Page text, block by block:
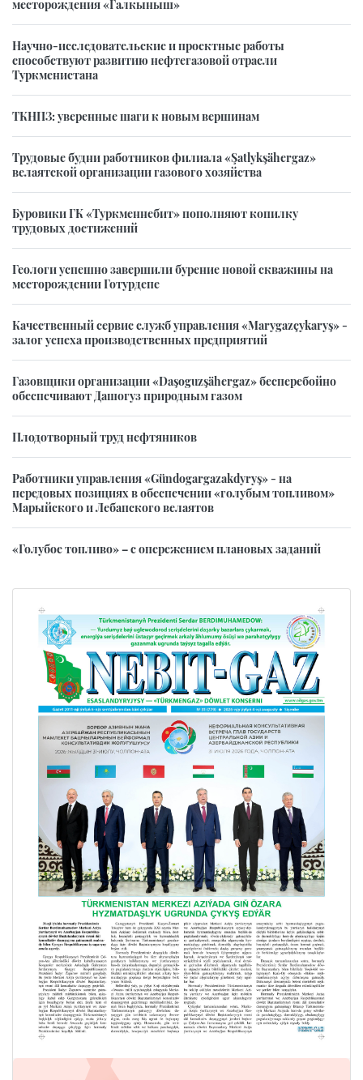
месторождения «Галкыныш»
Научно-исследовательские и проектные работы
способствуют развитию нефтегазовой отрасли
Туркменистана
ТКНПЗ: уверенные шаги к новым вершинам
Трудовые будни работников филиала «Şatlykşähergaz»
велаятской организации газового хозяйства
Буровики ГК «Туркменнебит» пополняют копилку
трудовых достижений
Геологи успешно завершили бурение новой скважины на
месторождении Готурдепе
Качественный сервис служб управления «Marygazçykaryş» -
залог успеха производственных предприятий
Газовщики организации «Daşoguzşähergaz» бесперебойно
обеспечивают Дашогуз природным газом
Плодотворный труд нефтяников
Работники управления «Gündogargazakdyryş» - на
передовых позициях в обеспечении «голубым топливом»
Марыйского и Лебапского велаятов
«Голубое топливо» – с опережением плановых заданий